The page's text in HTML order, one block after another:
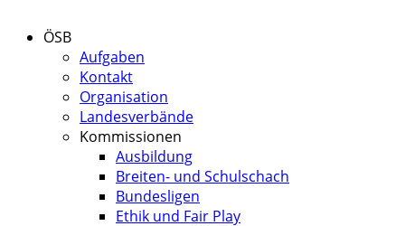
ÖSB
Aufgaben
Kontakt
Organisation
Landesverbände
Kommissionen
Ausbildung
Breiten- und Schulschach
Bundesligen
Ethik und Fair Play